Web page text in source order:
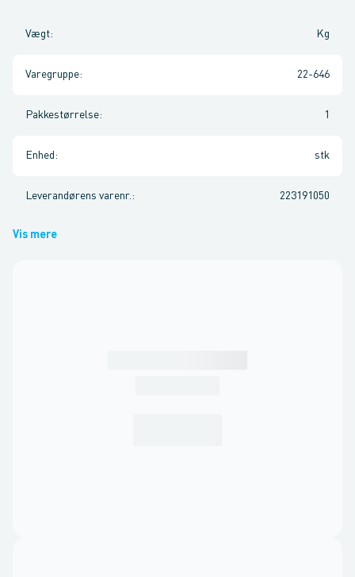
Vægt: Kg
Varegruppe: 22-646
Pakkestørrelse: 1
Enhed : stk
Leverandørens varenr. : 223191050
Vis mere